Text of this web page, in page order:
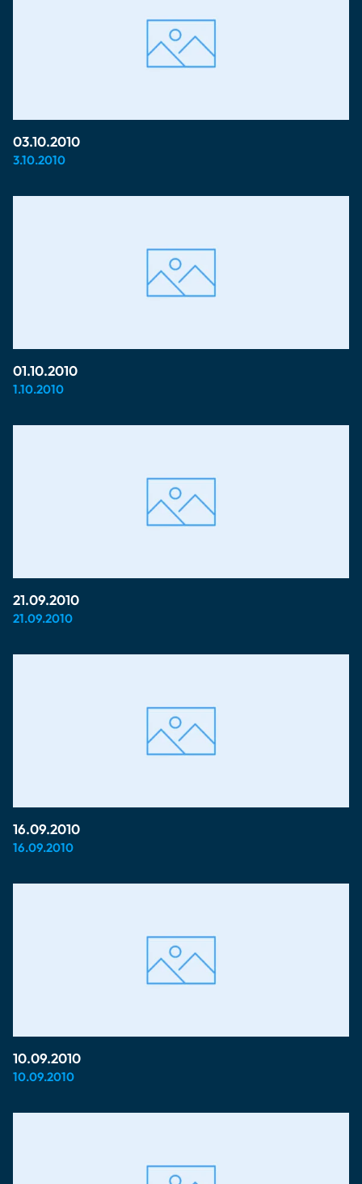
03.10.2010
3.10.2010
01.10.2010
1.10.2010
21.09.2010
21.09.2010
16.09.2010
16.09.2010
10.09.2010
10.09.2010